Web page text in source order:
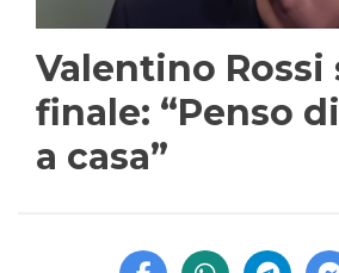
Valentino Rossi
finale: “Penso
a casa”